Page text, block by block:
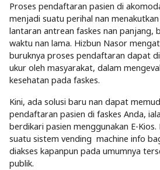
Proses pendaftaran pasien di
menjadi suatu perihal nan
lantaran antrean faskes nan panjang,
waktu nan lama. Hizbun Nasor
buruknya proses pendaftaran dapat
ukur oleh masyarakat, dalam
kesehatan pada faskes.
Kini, ada solusi baru nan dapat
pendaftaran pasien di faskes Anda,
berdikari pasien menggunakan E-Kios.
suatu sistem vending machine info
diakses kapanpun pada umumnya
publik.